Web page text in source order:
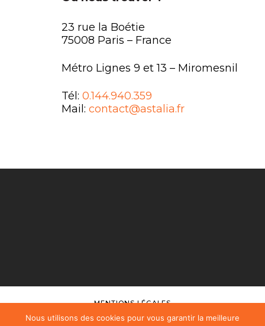
23 rue la Boétie
75008 Paris – France
Métro Lignes 9 et 13 – Miromesnil
Tél: 0.144.940.359
Mail: contact@astalia.fr
MENTIONS LÉGALES
FAQ
Nous utilisons des cookies pour vous garantir la meilleure